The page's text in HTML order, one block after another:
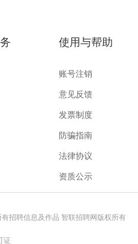
使用与帮助
账号注销
意见反馈
发票制度
防骗指南
法律协议
资质公示
招聘信息及作品 智联招聘网版权所有
证